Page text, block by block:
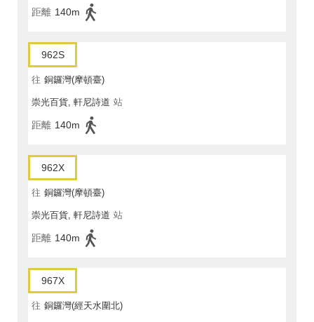
距離 140m
962S
往 銅鑼灣(摩頓臺)
崇光百貨, 軒尼詩道 站
距離 140m
962X
往 銅鑼灣(摩頓臺)
崇光百貨, 軒尼詩道 站
距離 140m
967X
往 銅鑼灣(經天水圍北)